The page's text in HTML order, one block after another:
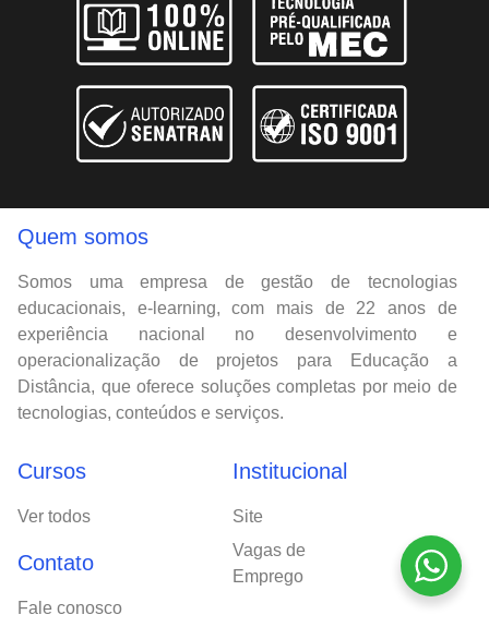
Quem somos
Somos uma empresa de gestão de tecnologias
educacionais, e-learning, com mais de 22 anos de
experiência nacional no desenvolvimento e
operacionalização de projetos para Educação a
Distância, que oferece soluções completas por meio de
tecnologias, conteúdos e serviços.
Cursos
Ver todos
Contato
Fale conosco
Institucional
Site
Vagas de
Emprego